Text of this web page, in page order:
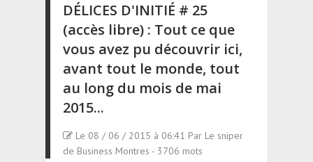
DÉLICES D'INITIÉ # 25
(accès libre) : Tout ce que
vous avez pu découvrir ici,
avant tout le monde, tout
au long du mois de mai
2015...
Le 08 / 06 / 2015 à 06:41 Par Le sniper
de Business Montres - 3706 mots